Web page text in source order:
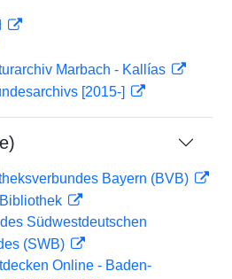
Marbach - Kallías
[2015-]
Bayern (BVB)
Südwestdeutschen
(SWB)
Online - Baden-